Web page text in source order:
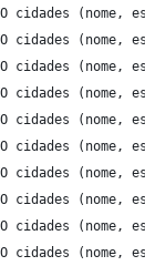
cidades
cidades (nome,
cidades
cidades
cidades
cidades
cidades
cidades
cidades
cidades